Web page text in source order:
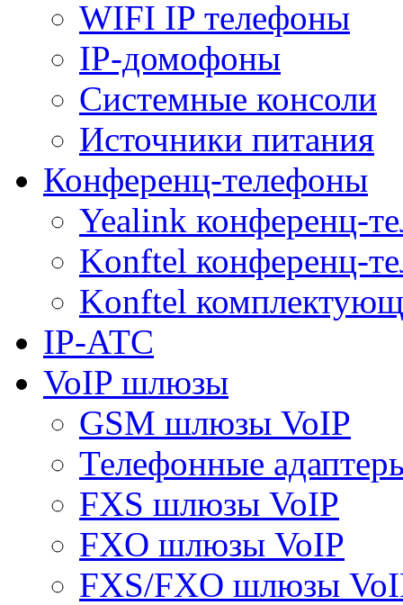
WIFI IP телефоны
IP-домофоны
Системные консоли
Источники питания
Конференц-телефоны
Yealink конференц-
Konftel конференц-
Konftel
IP-АТС
VoIP шлюзы
GSM шлюзы VoIP
Телефонные
FXS шлюзы VoIP
FXO шлюзы VoIP
FXS/FXO шлюзы